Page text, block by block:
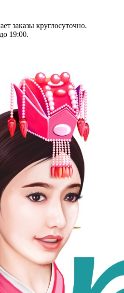
заказы круглосуточно.
19:00.